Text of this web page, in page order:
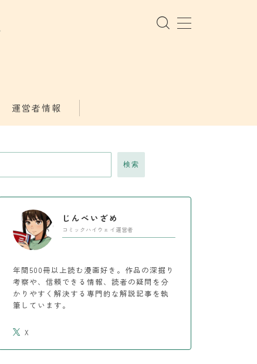
運営者情報
検索
じんべいざめ
コミックハイウェイ運営者
年間500冊以上読む漫画好き。作品の深掘り
考察や、信頼できる情報、読者の疑問を分
かりやすく解決する専門的な解説記事を執
筆しています。
X